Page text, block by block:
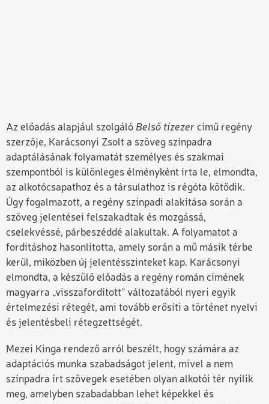
Az előadás alapjául szolgáló Belső tízezer című regény
szerzője, Karácsonyi Zsolt a szöveg színpadra
adaptálásának folyamatát személyes és szakmai
szempontból is különleges élményként írta le, elmondta,
az alkotócsapathoz és a társulathoz is régóta kötődik.
Úgy fogalmazott, a regény színpadi alakítása során a
szöveg jelentései felszakadtak és mozgássá,
cselekvéssé, párbeszéddé alakultak. A folyamatot a
fordításhoz hasonlította, amely során a mű másik térbe
kerül, miközben új jelentésszinteket kap. Karácsonyi
elmondta, a készülő előadás a regény román címének
magyarra „visszafordított” változatából nyeri egyik
értelmezési rétegét, ami tovább erősíti a történet nyelvi
és jelentésbeli rétegzettségét.
Mezei Kinga rendező arról beszélt, hogy számára az
adaptációs munka szabadságot jelent, mivel a nem
színpadra írt szövegek esetében olyan alkotói tér nyílik
meg, amelyben szabadabban lehet képekkel és